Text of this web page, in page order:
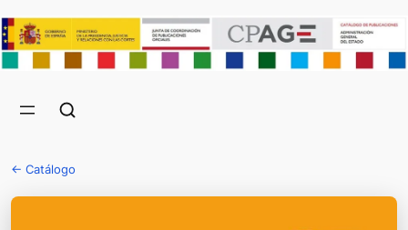
← Catálogo